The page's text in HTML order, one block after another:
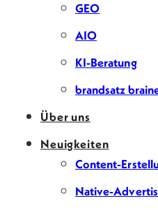
GEO
AIO
KI-Beratung
brandsatz
Über uns
Neuigkeiten
Content-
Native-